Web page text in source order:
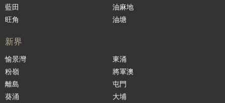
藍田
旺角
油麻地
油塘
新界
愉景灣
粉嶺
離島
葵涌
東涌
將軍澳
屯門
大埔